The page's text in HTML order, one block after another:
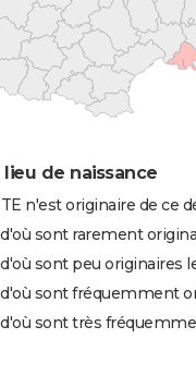
lieu de naissance
n'est originaire de ce
sont rarement
sont peu originaires
sont fréquemment
sont très